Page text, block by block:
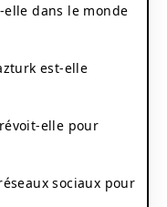
dans le monde
est-elle
elle pour
sociaux pour